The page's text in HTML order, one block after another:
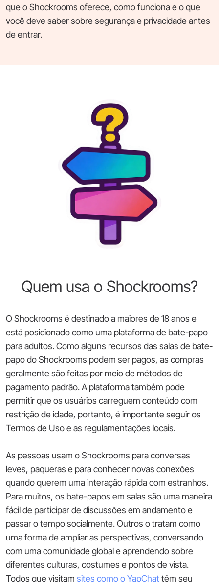
que o Shockrooms oferece, como funciona e o que
você deve saber sobre segurança e privacidade antes
de entrar.
Quem usa o Shockrooms?
O Shockrooms é destinado a maiores de 18 anos e
está posicionado como uma plataforma de bate-papo
para adultos. Como alguns recursos das salas de bate-
papo do Shockrooms podem ser pagos, as compras
geralmente são feitas por meio de métodos de
pagamento padrão. A plataforma também pode
permitir que os usuários carreguem conteúdo com
restrição de idade, portanto, é importante seguir os
Termos de Uso e as regulamentações locais.
As pessoas usam o Shockrooms para conversas
leves, paqueras e para conhecer novas conexões
quando querem uma interação rápida com estranhos.
Para muitos, os bate-papos em salas são uma maneira
fácil de participar de discussões em andamento e
passar o tempo socialmente. Outros o tratam como
uma forma de ampliar as perspectivas, conversando
com uma comunidade global e aprendendo sobre
diferentes culturas, costumes e pontos de vista.
Todos que visitam sites como o YapChattêm seu